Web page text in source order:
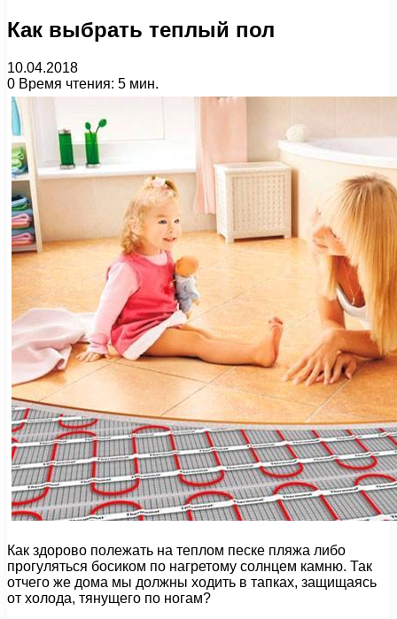
Как выбрать теплый пол
10.04.2018
0 Время чтения: 5 мин.
Как здорово полежать на теплом песке пляжа либо
прогуляться босиком по нагретому солнцем камню. Так
отчего же дома мы должны ходить в тапках, защищаясь
от холода, тянущего по ногам?